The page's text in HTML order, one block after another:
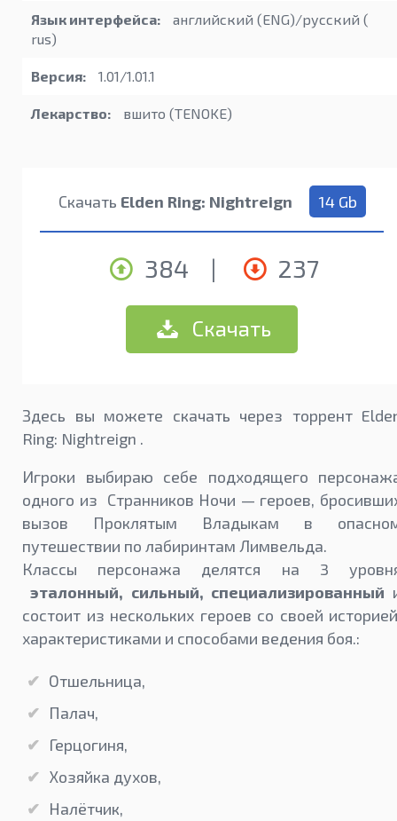
Язык интерфейса:
английский (ENG)/русский (
rus)
Версия: 1.01/1.01.1
Лекарство: вшито (TENOKE)
Скачать Elden Ring: Nightreign 14 Gb
384 | 237
Скачать
Здесь вы можете скачать через торрент
Ring: Nightreign .
Игроки выбираю себе подходящего
одного из Странников Ночи — героев,
вызов Проклятым Владыкам в
путешествии по лабиринтам Лимвельда.
Классы персонажа делятся на 3
эталонный, сильный, специализированный
состоит из нескольких героев со своей
характеристиками и способами ведения боя.:
Отшельница,
Палач,
Герцогиня,
Хозяйка духов,
Налётчик,